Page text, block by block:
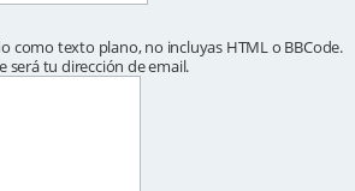
como texto plano, no incluyas HTML o BBCode.
será tu dirección de email.